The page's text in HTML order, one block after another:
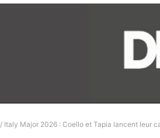
/ Italy Major 2026 : Coello et Tapia lancent leur